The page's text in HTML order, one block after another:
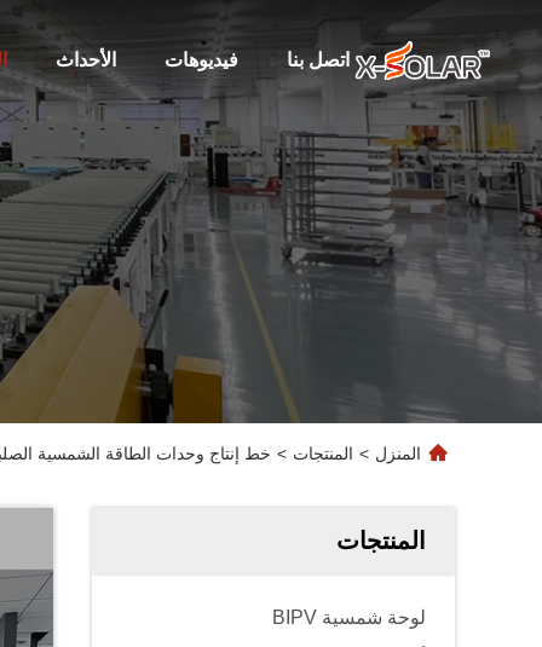
الأحداث فيديوهات اتصل بنا
المنزل > المنتجات > خط إنتاج وحدات الطاقة الشمسية
المنتجات
لوحة شمسية BIPV